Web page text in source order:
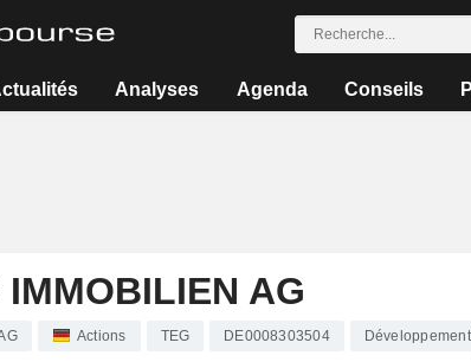
Analyses Agenda Conseils
IMMOBILIEN AG
Actions TEG DE0008303504